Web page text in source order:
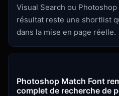
Visual Search ou
résultat reste une shortlist
dans la mise en page réelle.
Photoshop Match Font
complet de recherche de